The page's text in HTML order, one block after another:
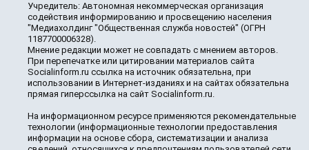
Учредитель: Автономная некоммерческая организация
содействия информированию и просвещению населения
"Медиахолдинг "Общественная служба новостей" (ОГРН
1187700006328).
Мнение редакции может не совпадать с мнением авторов.
При перепечатке или цитировании материалов сайта
Socialinform.ru ссылка на источник обязательна, при
использовании в Интернет-изданиях и на сайтах обязательна
прямая гиперссылка на сайт Socialinform.ru.
На информационном ресурсе применяются рекомендательные
технологии (информационные технологии предоставления
информации на основе сбора, систематизации и анализа